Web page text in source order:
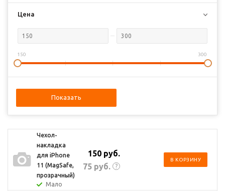
Цена
150 300
Показать
Чехол-
накладка
для iPhone
11 (MagSafe,
прозрачный)
Мало
150 руб.
75 руб. ?
В КОРЗИНУ